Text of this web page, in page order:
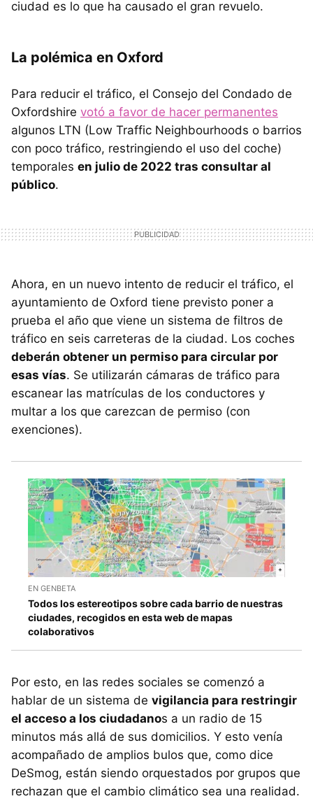
ciudad es lo que ha causado el gran revuelo.
La polémica en Oxford
Para reducir el tráfico, el Consejo del Condado de
Oxfordshire votó a favor de hacer permanentes
algunos LTN (Low Traffic Neighbourhoods o barrios
con poco tráfico, restringiendo el uso del coche)
temporales en julio de 2022 tras consultar al
público.
Ahora, en un nuevo intento de reducir el tráfico, el
ayuntamiento de Oxford tiene previsto poner a
prueba el año que viene un sistema de filtros de
tráfico en seis carreteras de la ciudad. Los coches
deberán obtener un permiso para circular por
esas vías. Se utilizarán cámaras de tráfico para
escanear las matrículas de los conductores y
multar a los que carezcan de permiso (con
exenciones).
EN GENBETA
Todos los estereotipos sobre cada barrio de nuestras
ciudades, recogidos en esta web de mapas
colaborativos
Por esto, en las redes sociales se comenzó a
hablar de un sistema de vigilancia para restringir
el acceso a los ciudadanos a un radio de 15
minutos más allá de sus domicilios. Y esto venía
acompañado de amplios bulos que, como dice
DeSmog, están siendo orquestados por grupos que
rechazan que el cambio climático sea una realidad.